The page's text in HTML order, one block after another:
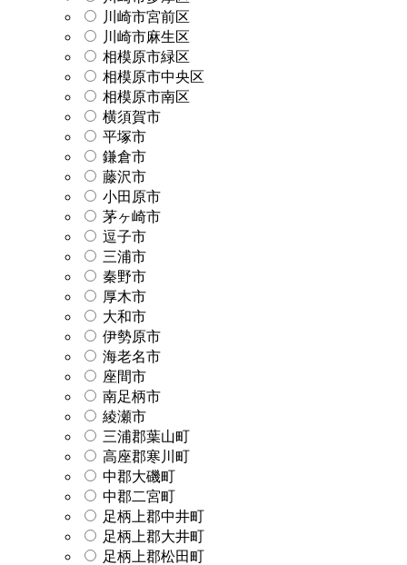
川崎市宮前区
川崎市麻生区
相模原市緑区
相模原市中央区
相模原市南区
横須賀市
平塚市
鎌倉市
藤沢市
小田原市
茅ヶ崎市
逗子市
三浦市
秦野市
厚木市
大和市
伊勢原市
海老名市
座間市
南足柄市
綾瀬市
三浦郡葉山町
高座郡寒川町
中郡大磯町
中郡二宮町
足柄上郡中井町
足柄上郡大井町
足柄上郡松田町